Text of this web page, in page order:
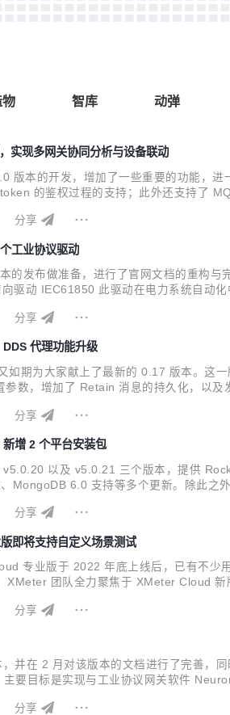
物 智库 动弹
实现多网关协同分析与设备联动
版本的开发，增加了一些重要的功能，
的鉴权过程的支持；此外还支持了
分享
工业协议驱动
的发布做准备，进行了官网文档的重构
驱动 IEC61850 此驱动在电力系统自动
分享
代理功能升级
如期为大家献上了最新的 0.17 版本。这
数，增加了 Retain 消息的持久化，以
分享
增 2 个平台安装包
以及 v5.0.21 三个版本，提供
MongoDB 6.0 支持等多个更新。除此之
分享
即将支持自定义场景测试
专业版于 2022 年底上线后，已有不少
XMeter 团队全力聚焦于 XMeter Cloud
分享
并在 2 月对该版本的文档进行了完善，
要目标是实现与工业协议网关软件
分享